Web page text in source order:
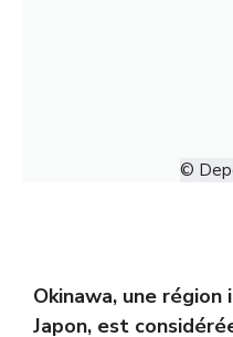
©
Okinawa, une région
Japon, est